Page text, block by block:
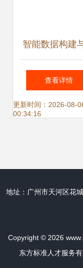
智能数据构建
理Dataphin 驱
业数据价值释
查看详情
更新时间：2026-08-
00:34:16
地址：广州市天河区花
Copyright © 2026
东方标准人才服务